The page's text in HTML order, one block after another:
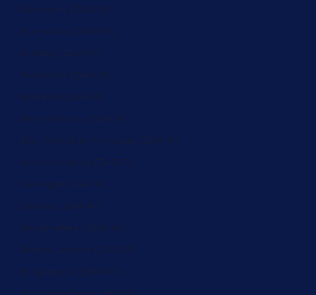
Réunion (ZAR R)
Romania (ZAR R)
Russia (ZAR R)
Rwanda (ZAR R)
Samoa (ZAR R)
San Marino (ZAR R)
São Tomé & Príncipe (ZAR R)
Saudi Arabia (ZAR R)
Senegal (ZAR R)
Serbia (ZAR R)
Seychelles (ZAR R)
Sierra Leone (ZAR R)
Singapore (ZAR R)